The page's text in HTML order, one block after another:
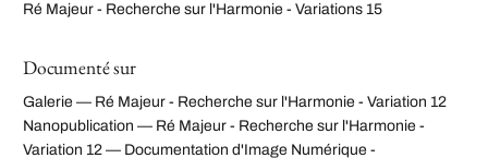
Ré Majeur - Recherche sur l'Harmonie - Variations 15
Documenté sur
Galerie — Ré Majeur - Recherche sur l'Harmonie - Variation 12
Nanopublication — Ré Majeur - Recherche sur l'Harmonie -
Variation 12 — Documentation d'Image Numérique -